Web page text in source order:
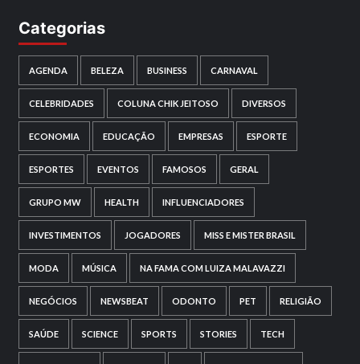
Categorias
AGENDA BELEZA BUSINESS CARNAVAL
CELEBRIDADES COLUNA CHIK JEITOSO DIVERSOS
ECONOMIA EDUCAÇÃO EMPRESAS ESPORTE
ESPORTES EVENTOS FAMOSOS GERAL
GRUPO MW HEALTH INFLUENCIADORES
INVESTIMENTOS JOGADORES MISS E MISTER BRASIL
MODA MÚSICA NA FAMA COM LUIZA MALAVAZZI
NEGÓCIOS NEWSBEAT ODONTO PET RELIGIÃO
SAÚDE SCIENCE SPORTS STORIES TECH